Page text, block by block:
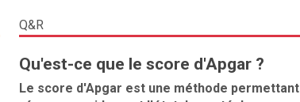
Q&R
Qu'est-ce que le score d'Apgar ?
Le score d'Apgar est une méthode